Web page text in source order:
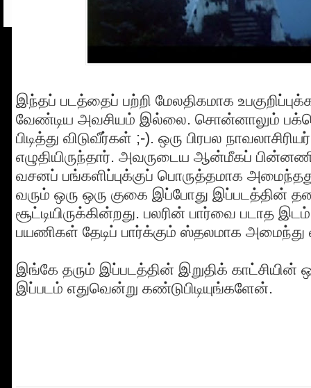
இந்தப் படத்தைப் பற்றி மேலதிகமாக
வேண்டிய அவசியம் இல்லை. சொன்னாலும்
பிடித்து விடுவீர்கள் ;-). ஒரு பிரபல
எழுதியிருந்தார். அவருடைய ஆன்மீகப்
வசனப் பங்களிப்புக்குப் பொருத்தமாக
வரும் ஒரு ஒரு குகை இப்போது இப்படத்தின்
சூட்டியிருக்கின்றது. பலரின் பார்வை படாத
பயணிகள் தேடிப் பார்க்கும் ஸ்தலமாக அமைந்து
இங்கே தரும் இப்படத்தின் இறுதிக் காட்சியின்
இப்படம் எதுவென்று கண்டுபிடியுங்களேன்.